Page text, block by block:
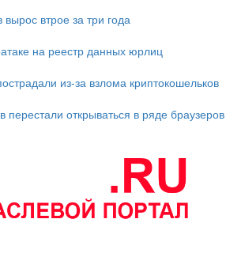
втрое за три года
на реестр данных юрлиц
из-за взлома криптокошельков
перестали открываться в ряде браузеров